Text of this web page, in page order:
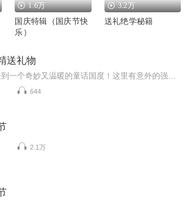
1.6万
国庆特辑（国庆节快
乐）
3.2万
送礼绝学秘籍
送礼物
644
2.1万